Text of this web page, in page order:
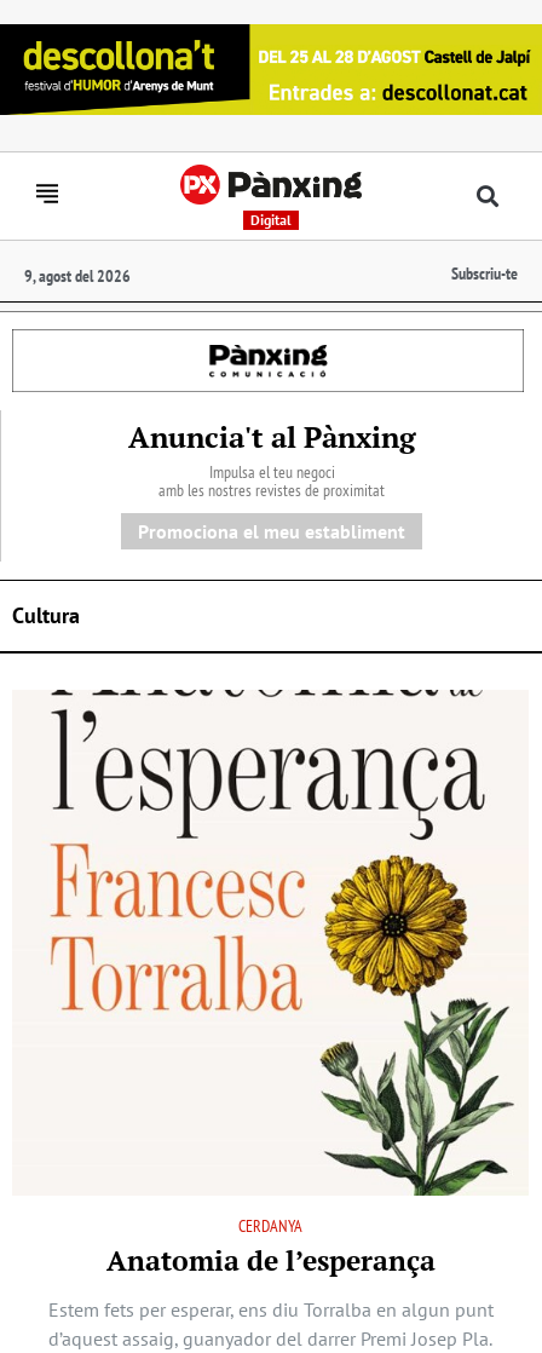
Digital
9, agost del 2026 Subscriu-te
Anuncia't al Pànxing
Impulsa el teu negoci
amb les nostres revistes de proximitat
Promociona el meu establiment
Cultura
CERDANYA
Anatomia de l’esperança
Estem fets per esperar, ens diu Torralba en algun punt
d’aquest assaig, guanyador del darrer Premi Josep Pla.